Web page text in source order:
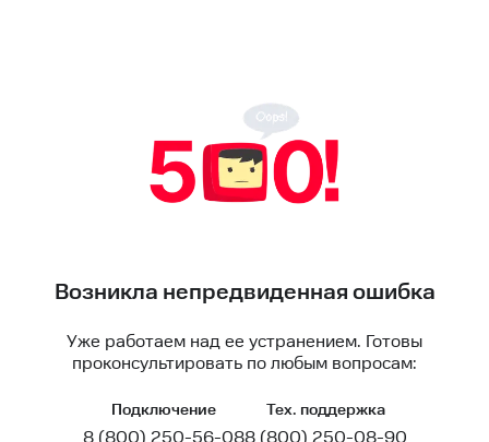
Возникла непредвиденная ошибка
Уже работаем над ее устранением. Готовы
проконсультировать по любым вопросам:
Подключение Тех. поддержка